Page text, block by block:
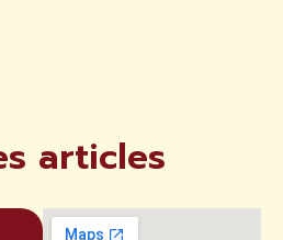
articles